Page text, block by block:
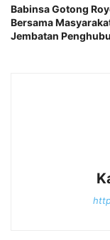
Babinsa Gotong
Bersama
Jembatan